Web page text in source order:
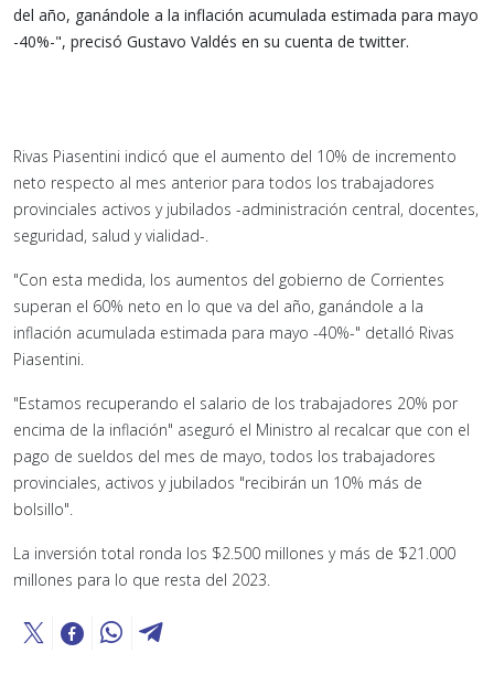
del año, ganándole a la inflación acumulada estimada para mayo
-40%-", precisó Gustavo Valdés en su cuenta de twitter.
Rivas Piasentini indicó que el aumento del 10% de incremento
neto respecto al mes anterior para todos los trabajadores
provinciales activos y jubilados -administración central, docentes,
seguridad, salud y vialidad-.
"Con esta medida, los aumentos del gobierno de Corrientes
superan el 60% neto en lo que va del año, ganándole a la
inflación acumulada estimada para mayo -40%-" detalló Rivas
Piasentini.
"Estamos recuperando el salario de los trabajadores 20% por
encima de la inflación" aseguró el Ministro al recalcar que con el
pago de sueldos del mes de mayo, todos los trabajadores
provinciales, activos y jubilados "recibirán un 10% más de
bolsillo".
La inversión total ronda los $2.500 millones y más de $21.000
millones para lo que resta del 2023.